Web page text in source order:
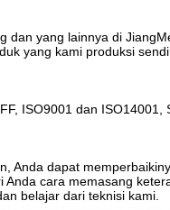
dan yang lainnya di
yang kami produksi
ISO9001 dan
Anda dapat
cara memasang
belajar dari teknisi kami.